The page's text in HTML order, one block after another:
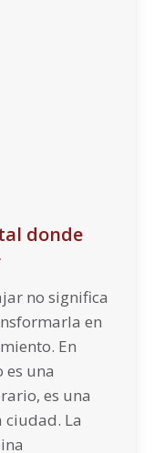
donde
no significa
en
En
es una
es una
La